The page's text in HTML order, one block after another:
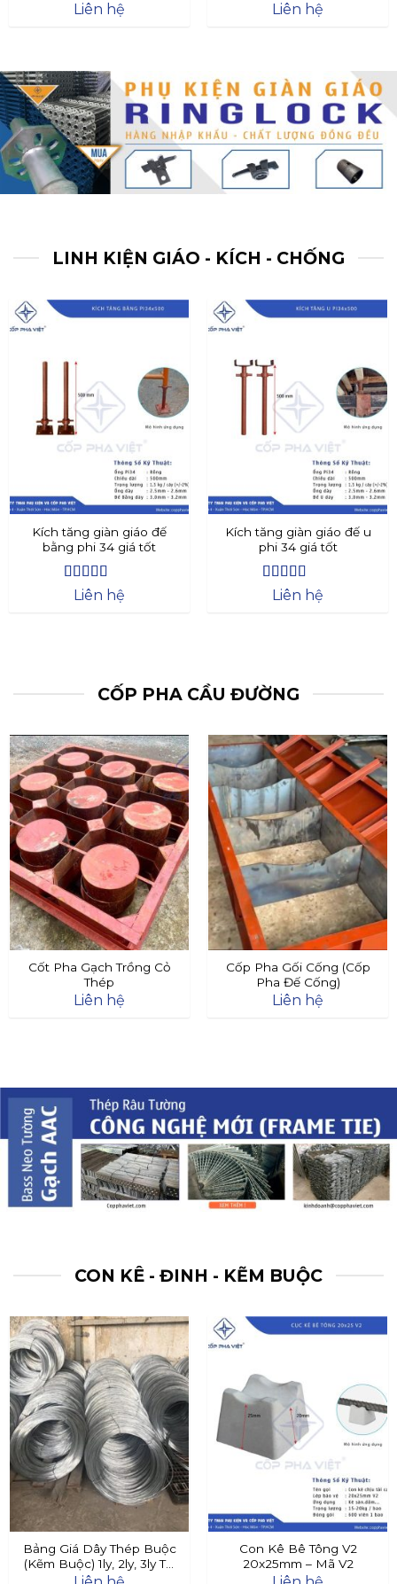
Được xếp
Liên hệ
Được xếp
Liên hệ
LINH KIỆN GIÁO - KÍCH - CHỐNG
Kích tăng giàn giáo đế
bằng phi 34 giá tốt
Được xếp
5
Liên hệ
Kích tăng giàn giáo đế u
phi 34 giá tốt
Được xếp
5
Liên hệ
CỐP PHA CẦU ĐƯỜNG
Cốt Pha Gạch Trồng Cỏ
Thép
Liên hệ
Cốp Pha Gối Cống (Cốp
Pha Đế Cống)
Liên hệ
CON KÊ - ĐINH - KẼM BUỘC
Bảng Giá Dây Thép Buộc
(Kẽm Buộc) 1ly, 2ly, 3ly Tại
Đây
Con Kê Bê Tông V2
20x25mm – Mã V2